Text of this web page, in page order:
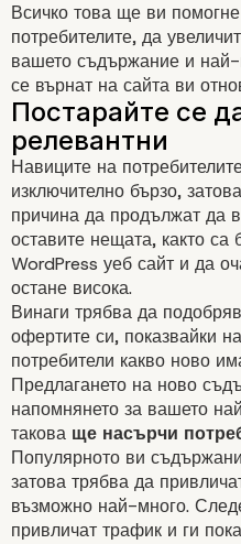
Ангажирайте
маркетинг
Всичко това ще ви
потребителите, да
вашето съдържание и
се върнат на сайта ви
Навиците на
изключително бързо,
причина да продължат да
оставите нещата, както са
WordPress уеб сайт и да
остане висока.
Винаги трябва да
офертите си, показвайки
потребители какво ново
Предлагането на ново
напомнянето за вашето
такова ще насърчи
Популярното ви
затова трябва да
възможно най-много.
привличат трафик и ги